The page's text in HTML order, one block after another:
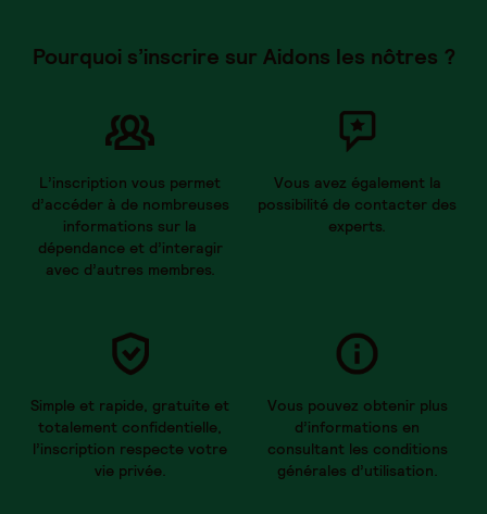
Pourquoi s’inscrire sur Aidons les nôtres ?
L’inscription vous permet
d’accéder à de nombreuses
informations sur la
dépendance et d’interagir
avec d’autres membres.
Vous avez également la
possibilité de contacter des
experts.
Simple et rapide, gratuite et
totalement confidentielle,
l’inscription respecte votre
vie privée.
Vous pouvez obtenir plus
d’informations en
consultant les conditions
générales d’utilisation.